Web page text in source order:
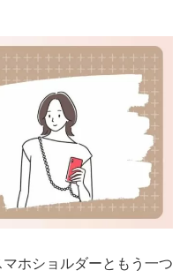
ホショルダーともう一つ